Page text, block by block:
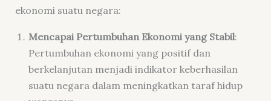
ekonomi suatu negara:
Mencapai Pertumbuhan Ekonomi yang Stabil:
Pertumbuhan ekonomi yang positif dan
berkelanjutan menjadi indikator keberhasilan
suatu negara dalam meningkatkan taraf hidup